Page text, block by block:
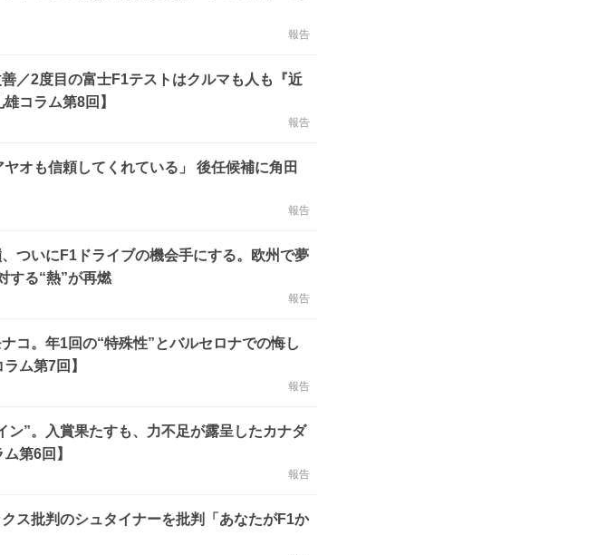
報告
／2度目の富士F1テストはクルマも人も『近
コラム第8回】
報告
オも信頼してくれている」 後任候補に角田
報告
ついにF1ドライブの機会手にする。欧州で夢
る“熱”が再燃
報告
コ。年1回の“特殊性”とバルセロナでの悔し
ム第7回】
報告
ン”。入賞果たすも、力不足が露呈したカナダ
第6回】
報告
ス批判のシュタイナーを批判「あなたがF1か